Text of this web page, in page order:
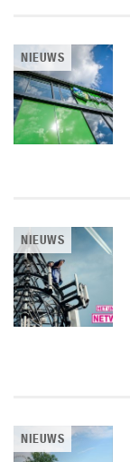
NIEUWS
NIEUWS
NIEUWS